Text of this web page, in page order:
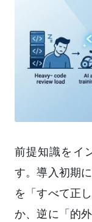
前提知識をイ
す。導入初期
を「すべて正
か、逆に「的